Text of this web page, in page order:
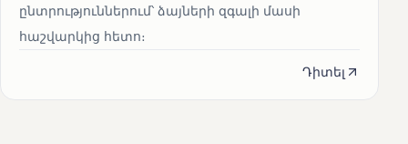
ընտրություններում՝ ձայների զգալի մասի
հաշվարկից հետո։
Դիտել